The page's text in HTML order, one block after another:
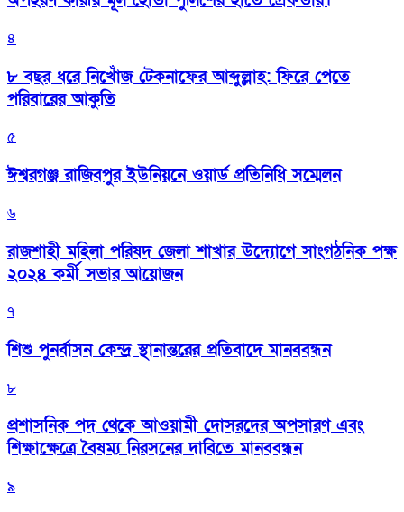
৪
৮ বছর ধরে নিখোঁজ টেকনাফের আব্দুল্লাহ: ফিরে পেতে
পরিবারের আকুতি
৫
ঈশ্বরগঞ্জ রাজিবপুর ইউনিয়নে ওয়ার্ড প্রতিনিধি সম্মেলন
৬
রাজশাহী মহিলা পরিষদ জেলা শাখার উদ্যোগে সাংগঠনিক পক্ষ
২০২৪ কর্মী সভার আয়োজন
৭
শিশু পুনর্বাসন কেন্দ্র স্থানান্তরের প্রতিবাদে মানববন্ধন
৮
প্রশাসনিক পদ থেকে আওয়ামী দোসরদের অপসারণ এবং
শিক্ষাক্ষেত্রে বৈষম্য নিরসনের দাবিতে মানববন্ধন
৯